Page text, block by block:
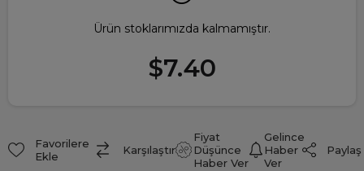
Ürün stoklarımızda kalmamıştır.
$7.40
Favorilere
Ekle
Karşılaştır
Fiyat
Düşünce
Haber Ver
Gelince
Haber
Ver
Paylaş